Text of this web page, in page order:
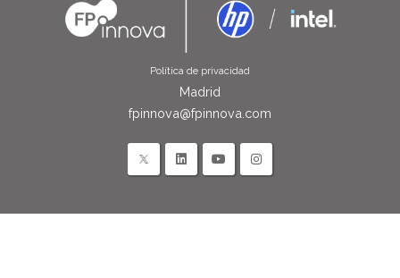
Política de privacidad
Madrid
fpinnova@fpinnova.com